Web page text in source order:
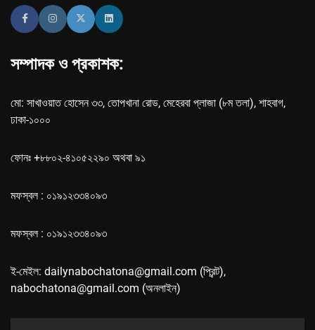
সম্পাদক ও প্রকাশক:
মো: সাখাওয়াত হোসেন ৩৩, তোপখানা রোড, মেহেরবা প্লাজা (৮ম তলা), শাহবাগ,
ঢাকা-১০০০
ফোনঃ +৮৮০২-৪১০৫২২৯০ অথবা ৯১
মফস্বল : ০১৯১২৩৩৪০৯৩
মফস্বল : ০১৯১২৩৩৪০৯৩
ই-মেইল: dailynabochatona@gmail.com (প্রিন্ট),
nabochatona@gmail.com (অনলাইন)